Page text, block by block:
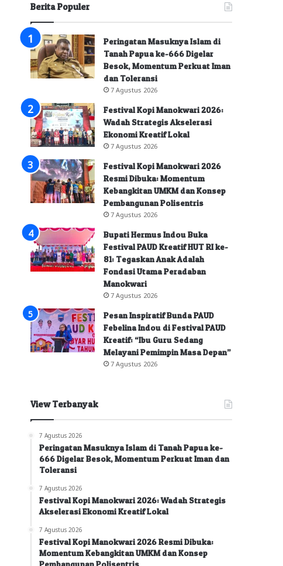
Berita Populer
Peringatan Masuknya Islam di
Tanah Papua ke-666 Digelar
Besok, Momentum Perkuat Iman
dan Toleransi
7 Agustus 2026
Festival Kopi Manokwari 2026:
Wadah Strategis Akselerasi
Ekonomi Kreatif Lokal
7 Agustus 2026
Festival Kopi Manokwari 2026
Resmi Dibuka: Momentum
Kebangkitan UMKM dan Konsep
Pembangunan Polisentris
7 Agustus 2026
Bupati Hermus Indou Buka
Festival PAUD Kreatif HUT RI ke-
81: Tegaskan Anak Adalah
Fondasi Utama Peradaban
Manokwari
7 Agustus 2026
Pesan Inspiratif Bunda PAUD
Febelina Indou di Festival PAUD
Kreatif: “Ibu Guru Sedang
Melayani Pemimpin Masa Depan”
7 Agustus 2026
View Terbanyak
7 Agustus 2026
Peringatan Masuknya Islam di Tanah Papua ke-
666 Digelar Besok, Momentum Perkuat Iman dan
Toleransi
7 Agustus 2026
Festival Kopi Manokwari 2026: Wadah Strategis
Akselerasi Ekonomi Kreatif Lokal
7 Agustus 2026
Festival Kopi Manokwari 2026 Resmi Dibuka:
Momentum Kebangkitan UMKM dan Konsep
Pembangunan Polisentris